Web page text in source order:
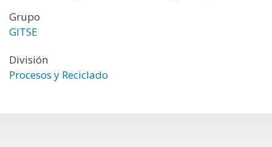
Grupo
GITSE
División
Procesos y Reciclado